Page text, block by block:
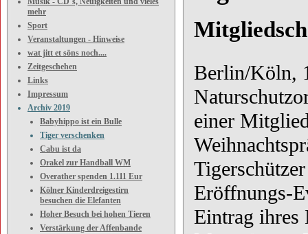
mehr
Sport
Veranstaltungen - Hinweise
wat jitt et söns noch....
Zeitgeschehen
Links
Impressum
Archiv 2019
Babyhippo ist ein Bulle
Tiger verschenken
Cabu ist da
Orakel zur Handball WM
Overather spenden 1.111 Eur
Kölner Kinderdreigestirn
besuchen die Elefanten
Hoher Besuch bei hohen Tieren
Verstärkung der Affenbande
Berlin/Köln,
einer
Eröffnungs-
Eintrag ihres